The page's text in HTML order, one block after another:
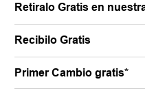
Retiralo Gratis en
Recibilo Gratis
Primer Cambio gratis*